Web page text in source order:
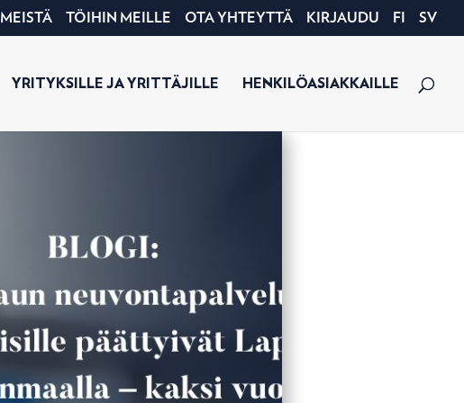
MEISTÄ TÖIHIN MEILLE OTA YHTEYTTÄ KIRJAUDU FI SV
YRITYKSILLE JA YRITTÄJILLE HENKILÖASIAKKAILLE